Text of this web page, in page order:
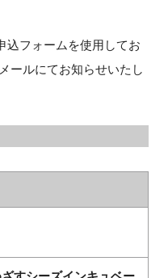
込フォームを使用してお
ールにてお知らせいたし